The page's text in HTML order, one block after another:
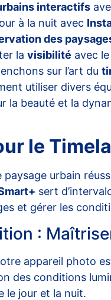
interactifs
à la nuit avec
des
la visibilité avec
sur l’art du
utiliser divers
la beauté et la
le
paysage urbain
sert
et gérer les
:
appareil photo
des conditions
le jour et la nuit.